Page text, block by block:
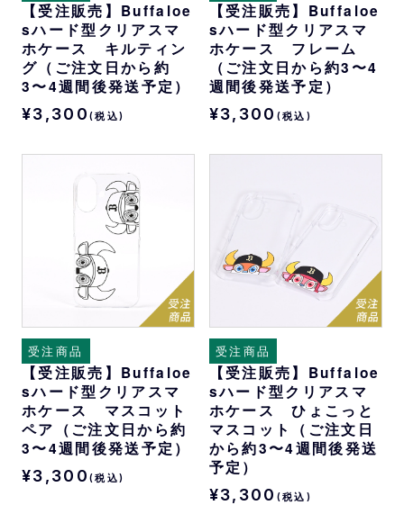
【受注販売】Buffaloe
sハード型クリアスマ
ホケース キルティン
グ（ご注文日から約
3〜4週間後発送予定）
¥3,300 (税込)
【受注販売】Buffaloe
sハード型クリアスマ
ホケース フレーム
（ご注文日から約3〜4
週間後発送予定）
¥3,300 (税込)
受注商品
【受注販売】Buffaloe
sハード型クリアスマ
ホケース マスコット
ペア（ご注文日から約
3〜4週間後発送予定）
¥3,300 (税込)
受注商品
【受注販売】Buffaloe
sハード型クリアスマ
ホケース ひょこっと
マスコット（ご注文日
から約3〜4週間後発送
予定）
¥3,300 (税込)